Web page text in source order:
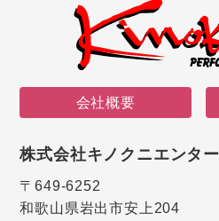
会社概要
株式会社キノクニエンタ
〒649-6252
和歌山県岩出市安上204